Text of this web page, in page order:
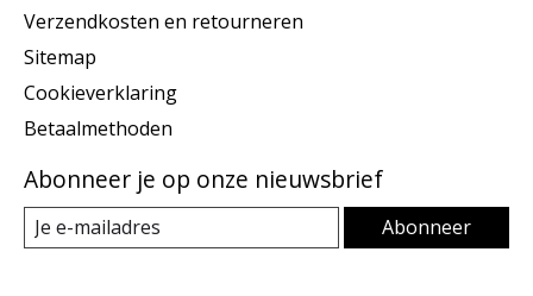
Verzendkosten en retourneren
Sitemap
Cookieverklaring
Betaalmethoden
Abonneer je op onze nieuwsbrief
Abonneer